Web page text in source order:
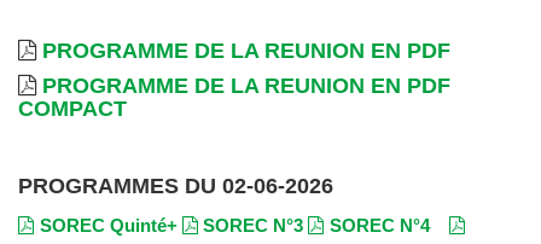
PROGRAMME DE LA REUNION EN PDF
PROGRAMME DE LA REUNION EN PDF
COMPACT
PROGRAMMES DU 02-06-2026
SOREC Quinté+ SOREC N°3 SOREC N°4